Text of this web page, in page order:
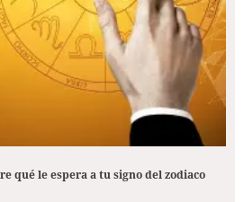
qué le espera a tu signo del zodiaco